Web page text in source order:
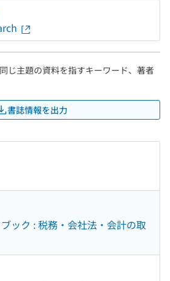
じ主題の資料を指すキーワード、著者
書誌情報を出力
ック : 税務・会社法・会計の取